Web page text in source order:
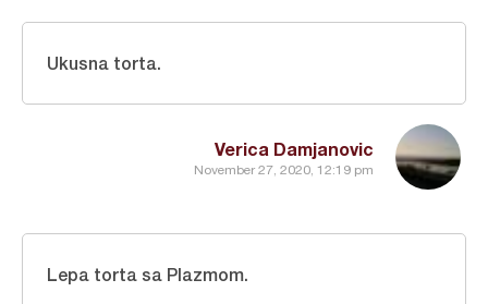
Verica Damjanovic
November 27, 2020, 12:19 pm
Ukusna torta.
Lepa torta sa Plazmom.